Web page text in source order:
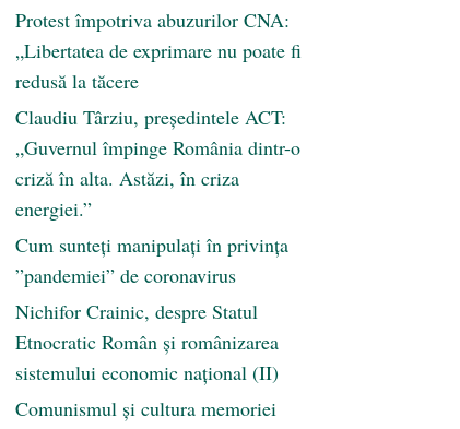
Protest împotriva abuzurilor CNA:
„Libertatea de exprimare nu poate fi
redusă la tăcere
Claudiu Târziu, președintele ACT:
„Guvernul împinge România dintr-o
criză în alta. Astăzi, în criza
energiei.”
Cum sunteți manipulați în privința
”pandemiei” de coronavirus
Nichifor Crainic, despre Statul
Etnocratic Român şi românizarea
sistemului economic naţional (II)
Comunismul şi cultura memoriei